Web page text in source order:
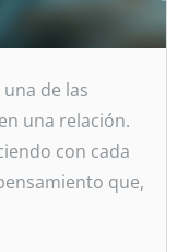
de las
una relación.
con cada
que,